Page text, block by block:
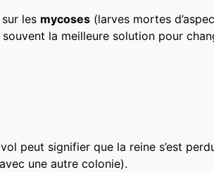
les mycoses (larves mortes
la meilleure solution pour
peut signifier que la reine s’est
une autre colonie).